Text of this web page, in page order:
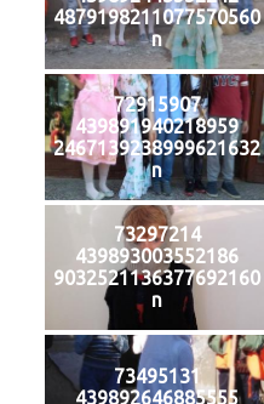
4879198211077570560
n
72915907
439891940218959
2467139238999621632
n
73297214
439893003552186
9032521136377692160
n
73495131
439892646885555